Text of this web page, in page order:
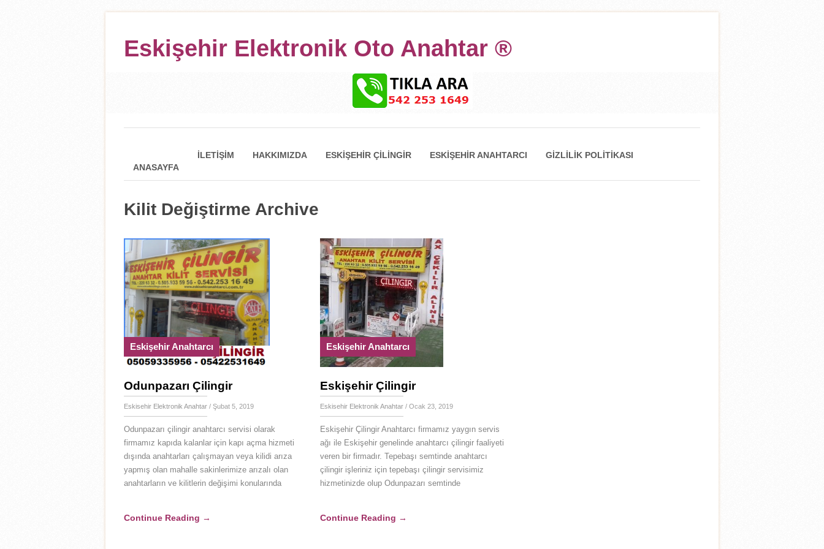
Eskişehir Elektronik Oto Anahtar ®
ANASAYFA
İLETIŞIM HAKKIMIZDA ESKIŞEHIR ÇILINGIR ESKIŞEHIR ANAHTARCI GIZLILIK POLITIKASI
Kilit Değiştirme Archive
Eskişehir Anahtarcı
Odunpazarı Çilingir
Eskisehir Elektronik Anahtar / Şubat 5, 2019
Odunpazarı çilingir anahtarcı servisi olarak
firmamız kapıda kalanlar için kapı açma hizmeti
dışında anahtarları çalışmayan veya kilidi arıza
yapmış olan mahalle sakinlerimize arızalı olan
anahtarların ve kilitlerin değişimi konularında
Continue Reading →
Eskişehir Anahtarcı
Eskişehir Çilingir
Eskisehir Elektronik Anahtar/ Ocak 23, 2019
Eskişehir Çilingir Anahtarcı firmamız yaygın servis
ağı ile Eskişehir genelinde anahtarcı çilingir faaliyeti
veren bir firmadır. Tepebaşı semtinde anahtarcı
çilingir işleriniz için tepebaşı çilingir servisimiz
hizmetinizde olup Odunpazarı semtinde
Continue Reading →